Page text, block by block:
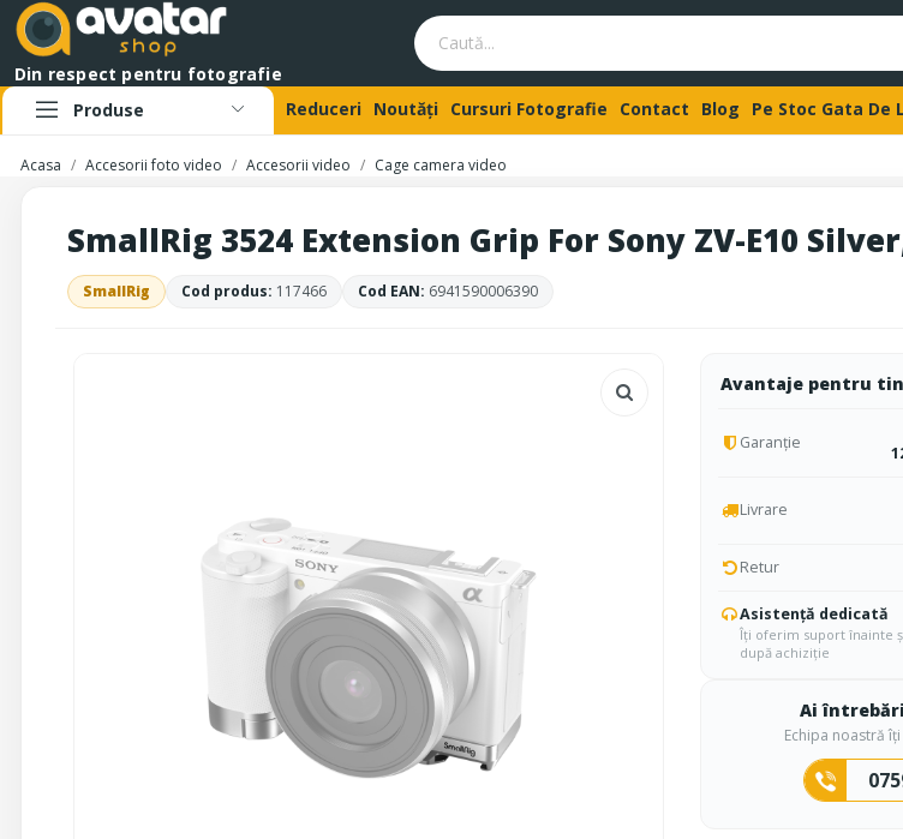
Din respect pentru fotografie
Produse Reduceri Noutăți Cursuri Fotografie Contact Blog Pe Stoc Gata De
Acasa Accesorii foto video Accesorii video Cage camera video
SmallRig 3524 Extension Grip For Sony ZV-E10
SmallRig Cod produs: 117466 Cod EAN: 6941590006390
Avantaje pentru
Garanție
Livrare
Retur
Asistență dedicată
Îți oferim suport înainte
după achiziție
Ai
Echipa noastră